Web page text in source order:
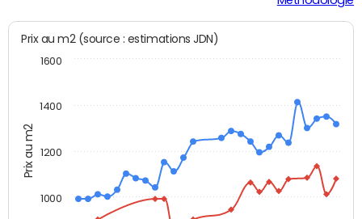
Prix au m2
Prix au m2 (source : estimations JDN)
1000
1200
1400
1600